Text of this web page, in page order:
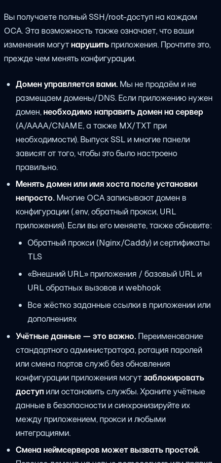
Вы получаете полный SSH/root-доступ на каждом
OCA. Эта возможность также означает, что ваши
изменения могутнарушитьприложения. Прочтите это,
прежде чем менять конфигурации.
Домен управляется вами.Мы не продаём и не
размещаем домены/DNS. Если приложению нужен
домен,необходимо направить домен на сервер
(A/AAAA/CNAME, а также MX/TXT при
необходимости). Выпуск SSL и многие панели
зависят от того, чтобы это было настроено
правильно.
Менять домен или имя хоста после установки
непросто.Многие OCA записывают домен в
конфигурации (.env, обратный прокси, URL
приложения). Если вы его меняете, также обновите:
Обратный прокси (Nginx/Caddy) и сертификаты
TLS
«Внешний URL» приложения / базовый URL и
URL обратных вызовов и webhook
Все жёстко заданные ссылки в приложении или
дополнениях
Учётные данные — это важно.Переименование
стандартного администратора, ротация паролей
или смена портов служб без обновления
конфигурации приложения могутзаблокировать
доступили остановить службы. Храните учётные
данные в безопасности и синхронизируйте их
между приложением, прокси и любыми
интеграциями.
Смена неймсерверов может вызвать простой.